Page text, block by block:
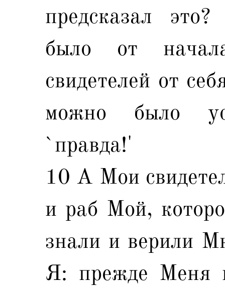
предсказал
было от
свидетелей от
можно было
`правда!'
10 А Мои
и раб Мой,
знали и верили
Я: прежде Меня